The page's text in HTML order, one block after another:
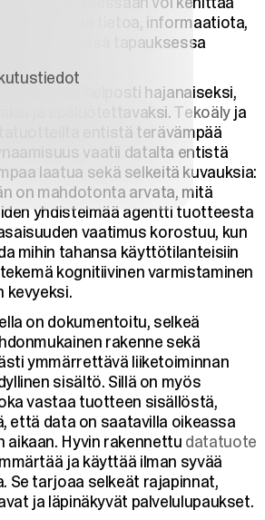
tulee tietoa, informaatiota,
eli tässä tapauksessa
nimi.
data jää helposti hajanaiseksi,
ja epäluotettavaksi.Tekoälyja
entistä terävämpää
vaatii datalta entistä
laatua sekä selkeitä kuvauksia:
on mahdotonta arvata, mitä
yhdistelmää agentti tuotteesta
vaatimus korostuu, kun
mihin tahansa käyttötilanteisiin
kognitiivinen varmistaminen
kevyeksi.
on dokumentoitu, selkeä
rakenne sekä
ymmärrettävä liiketoiminnan
sisältö. Sillä on myös
vastaa tuotteen sisällöstä,
että data on saatavilla oikeassa
aikaan. Hyvin rakennettu datatuote
ja käyttää ilman syvää
Se tarjoaa selkeät rajapinnat,
ja läpinäkyvät palvelulupaukset.